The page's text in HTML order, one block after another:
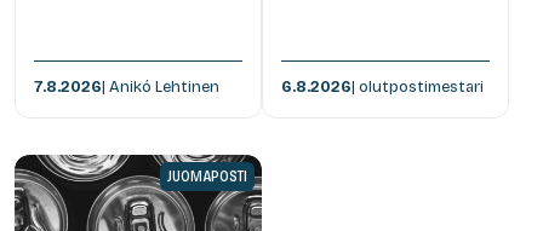
7.8.2026| Anikó Lehtinen 6.8.2026| olutpostimestari
JUOMAPOSTI